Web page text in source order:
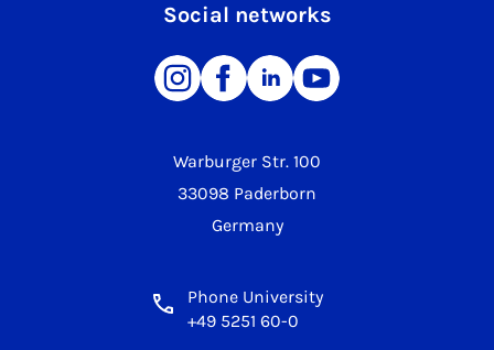
Warburger Str. 100
33098 Paderborn
Germany
Phone University
+49 5251 60-0
Social networks